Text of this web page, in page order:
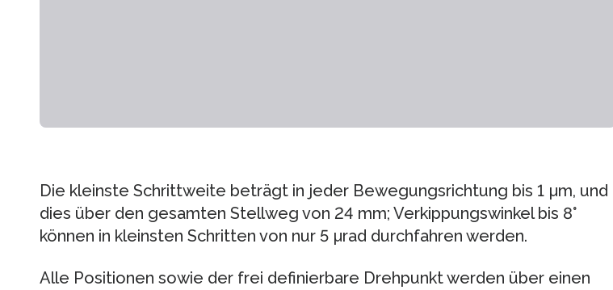
Die kleinste Schrittweite beträgt in jeder Bewegungsrichtung bis 1 µm, und
dies über den gesamten Stellweg von 24 mm; Verkippungswinkel bis 8°
können in kleinsten Schritten von nur 5 µrad durchfahren werden.
Alle Positionen sowie der frei definierbare Drehpunkt werden über einen